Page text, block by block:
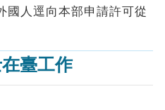
國人逕向本部申請許可從
臺工作